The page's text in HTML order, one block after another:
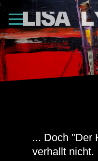
... Doch "Der
verhallt nicht.